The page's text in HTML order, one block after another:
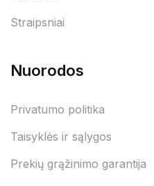
Straipsniai
Nuorodos
Privatumo politika
Taisyklės ir sąlygos
Prekių grąžinimo garantija